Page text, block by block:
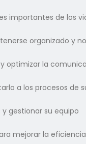
importantes de los
organizado y
optimizar la
a los procesos de
gestionar su equipo
mejorar la